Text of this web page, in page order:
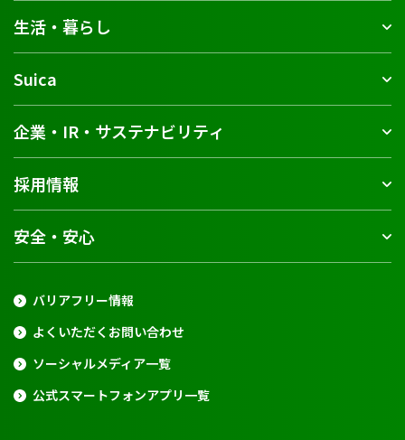
生活・暮らし
Suica
企業・IR・サステナビリティ
採用情報
安全・安心
バリアフリー情報
よくいただくお問い合わせ
ソーシャルメディア一覧
公式スマートフォンアプリ一覧